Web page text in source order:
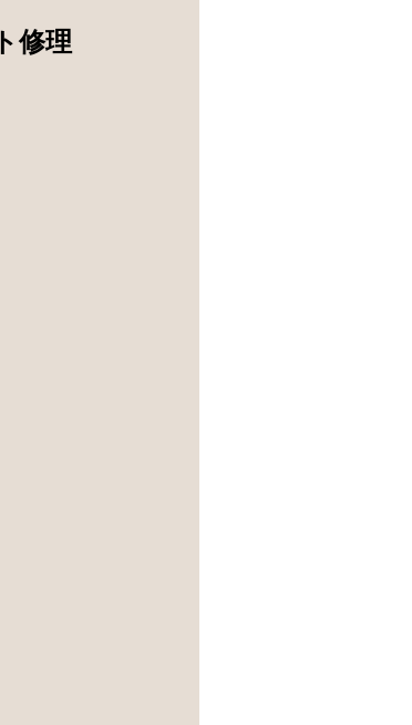
修理